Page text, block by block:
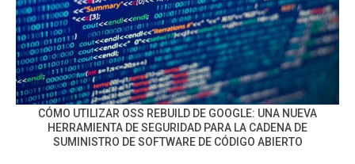
CÓMO UTILIZAR OSS REBUILD DE GOOGLE: UNA NUEVA
HERRAMIENTA DE SEGURIDAD PARA LA CADENA DE
SUMINISTRO DE SOFTWARE DE CÓDIGO ABIERTO